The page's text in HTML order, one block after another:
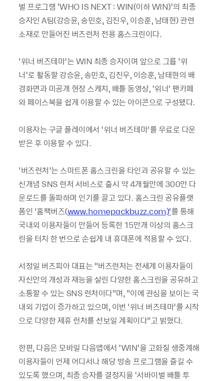
벌 프로그램 'WHO IS NEXT : WIN(이하 WIN)'의 최종
승자인 A팀(강승윤, 송민호, 김진우, 이승훈, 남태현) 관련
소재로 만들어진 버즈런처 전용 홈스크린이다.
‘위너 버즈테마’는 WIN 최종 승자이며 앞으로 그륩 ‘위
너’로 활동할 강승윤, 송민호, 김진우, 이승훈, 남태현의 배
경화면과 미공개 현장 스케치, 배틀 동영상, ‘위너’ 팬카페
와 페이스북을 쉽게 이용할 수 있는 아이콘으로 구성됐다.
이용자는 구글 플레이에서 ‘위너 버즈테마’를 무료로 다운
받은 후 이용할 수 있다.
‘버즈런처’는 스마트폰 홈스크린을 타인과 공유할 수 있는
신개념 SNS 런처 서비스로 출시 약 4개월만에 300만 다
운로드를 돌파하며 인기를 끌고 있다. 홈스크린 공유플랫
폼인 ‘홈팩버즈(www.homepackbuzz.com)’를 통해
국내외 이용자들이 만들어 등록한 15만개 이상의 홈스크
린을 터치 한 번으로 손쉽게 내 휴대폰에 적용할 수 있다.
서정일 버즈피아 대표는 “버즈런처는 전세계 이용자들이
자신만의 개성과 재능을 살린 다양한 홈스크린을 공유하고
소통할 수 있는 SNS 런처이다”며, “이에 관심을 보이는 국
내외 기업이 증가하고 있으며, 이번 ‘위너 버즈테마’를 시작
으로 다양한 제휴 런처를 선보일 계획이다”고 밝혔다.
한편, 다음은 모바일 다음앱에서 ‘WIN’을 고화질 생중계해
이용자들이 언제 어디서나 해당 방송 프로그램을 즐길 수
있도록 했으며, 최종 승자를 결정지을 ‘서바이벌 배틀 투